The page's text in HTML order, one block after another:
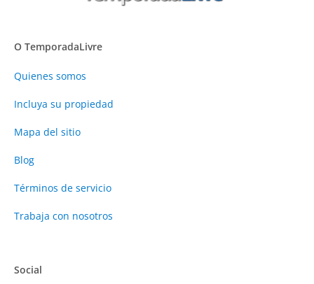
O TemporadaLivre
Quienes somos
Incluya su propiedad
Mapa del sitio
Blog
Términos de servicio
Trabaja con nosotros
Social